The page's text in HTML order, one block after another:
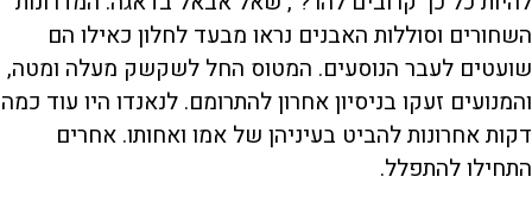
השחורים וסוללות האבנים נראו מבעד לחלון כאילו הם
שועטים לעבר הנוסעים. המטוס החל לשקשק מעלה ומטה,
והמנועים זעקו בניסיון אחרון להתרומם. לנאנדו היו עוד כמה
דקות אחרונות להביט בעיניהן של אמו ואחותו. אחרים
התחילו להתפלל.